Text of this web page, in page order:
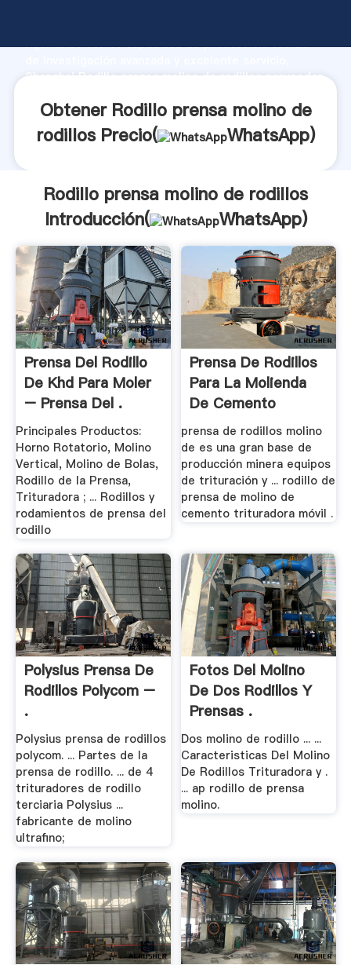
Agarrando fuerte capacidad de producción, fuerza
Shanghai Rodillo prensa molino de rodillos proveedor
Obtener Rodillo prensa molino de
rodillos Precio(
WhatsApp)
Rodillo prensa molino de rodillos
Introducción(
WhatsApp)
Prensa Del Rodillo
De Khd Para Moler
– Prensa Del .
Principales Productos:
Horno Rotatorio, Molino
Vertical, Molino de Bolas,
Rodillo de la Prensa,
Trituradora ; ... Rodillos y
rodamientos de prensa del
rodillo
Prensa De Rodillos
Para La Molienda
De Cemento
prensa de rodillos molino
de es una gran base de
producción minera equipos
de trituración y ... rodillo de
prensa de molino de
cemento trituradora móvil .
Polysius Prensa De
Rodillos Polycom –
.
Polysius prensa de rodillos
polycom. ... Partes de la
prensa de rodillo. ... de 4
trituradores de rodillo
terciaria Polysius ...
fabricante de molino
ultrafino;
Fotos Del Molino
De Dos Rodillos Y
Prensas .
Dos molino de rodillo ... ...
Caracteristicas Del Molino
De Rodillos Trituradora y .
... ap rodillo de prensa
molino.